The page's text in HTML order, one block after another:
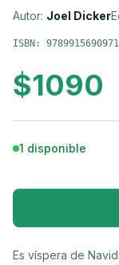
Autor: Joel Dicker
ISBN: 9789915690971
$1090
1 disponible
Es víspera de